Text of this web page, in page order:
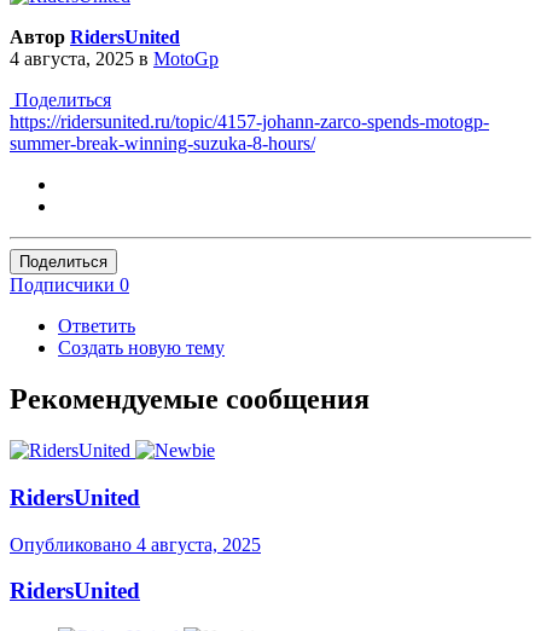
Автор RidersUnited
4 августа, 2025 в MotoGp
Поделиться
https://ridersunited.ru/topic/4157-johann-zarco-spends-motogp-
summer-break-winning-suzuka-8-hours/
Поделиться
Подписчики 0
Ответить
Создать новую тему
Рекомендуемые сообщения
RidersUnited
Опубликовано 4 августа, 2025
RidersUnited